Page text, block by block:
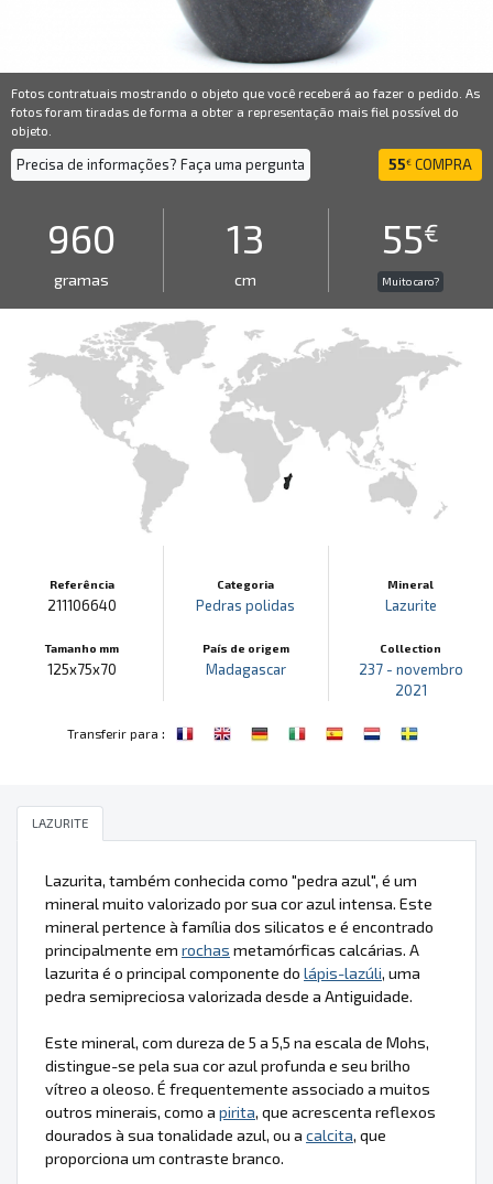
Fotos contratuais mostrando o objeto que você receberá ao fazer o pedido. As
fotos foram tiradas de forma a obter a representação mais fiel possível do
objeto.
Precisa de informações? Faça uma pergunta 55€ COMPRA
960
gramas
13
cm
55€
Muito caro?
Referência
211106640
Tamanho mm
125x75x70
Categoria
Pedras polidas
País de origem
Madagascar
Mineral
Lazurite
Collection
237 - novembro
2021
Transferir para :
LAZURITE
Lazurita, também conhecida como "pedra azul", é um
mineral muito valorizado por sua cor azul intensa. Este
mineral pertence à família dos silicatos e é encontrado
principalmente em rochas metamórficas calcárias. A
lazurita é o principal componente do lápis-lazúli, uma
pedra semipreciosa valorizada desde a Antiguidade.
Este mineral, com dureza de 5 a 5,5 na escala de Mohs,
distingue-se pela sua cor azul profunda e seu brilho
vítreo a oleoso. É frequentemente associado a muitos
outros minerais, como a pirita, que acrescenta reflexos
dourados à sua tonalidade azul, ou a calcita, que
proporciona um contraste branco.